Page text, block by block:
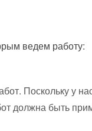
ведем работу:
Поскольку у
должна быть